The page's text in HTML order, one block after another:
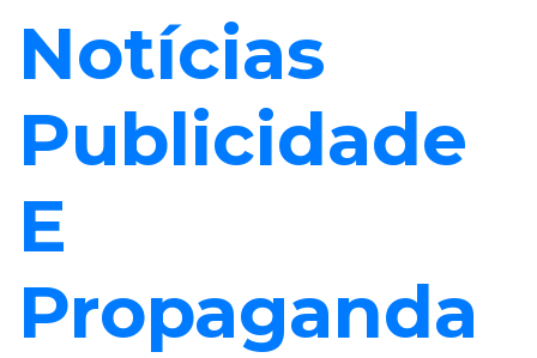
Notícias
Publicidade
E
Propaganda